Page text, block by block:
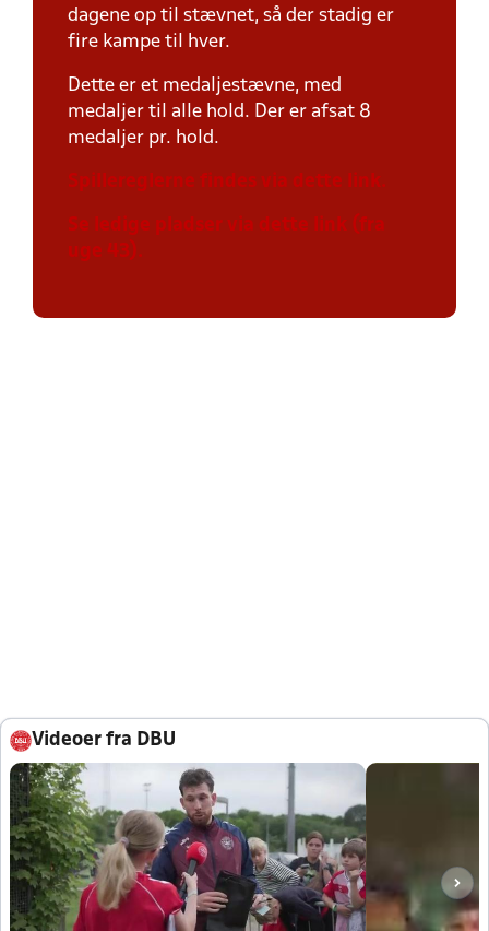
dagene op til stævnet, så der stadig er
fire kampe til hver.
Dette er et medaljestævne, med
medaljer til alle hold. Der er afsat 8
medaljer pr. hold.
Spillereglerne findes via dette link.
Se ledige pladser via dette link (fra
uge 43).
Videoer fra DBU